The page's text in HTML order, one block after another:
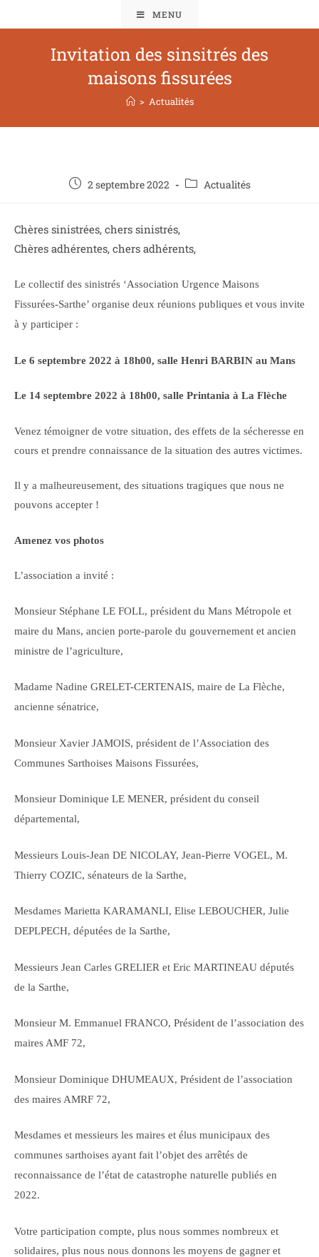
MENU
Invitation des sinsitrés des
maisons fissurées
> Actualités
2 septembre 2022 Actualités
Chères sinistrées, chers sinistrés,
Chères adhérentes, chers adhérents,
Le collectif des sinistrés ‘Association Urgence Maisons
Fissurées-Sarthe’ organise deux réunions publiques et vous invite
à y participer :
Le 6 septembre 2022 à 18h00, salle Henri BARBIN au Mans
Le 14 septembre 2022 à 18h00, salle Printania à La Flèche
Venez témoigner de votre situation, des effets de la sécheresse en
cours et prendre connaissance de la situation des autres victimes.
Il y a malheureusement, des situations tragiques que nous ne
pouvons accepter !
Amenez vos photos
L’association a invité :
Monsieur Stéphane LE FOLL, président du Mans Métropole et
maire du Mans, ancien porte-parole du gouvernement et ancien
ministre de l’agriculture,
Madame Nadine GRELET-CERTENAIS, maire de La Flèche,
ancienne sénatrice,
Monsieur Xavier JAMOIS, président de l’Association des
Communes Sarthoises Maisons Fissurées,
Monsieur Dominique LE MENER, président du conseil
départemental,
Messieurs Louis-Jean DE NICOLAY, Jean-Pierre VOGEL, M.
Thierry COZIC, sénateurs de la Sarthe,
Mesdames Marietta KARAMANLI, Elise LEBOUCHER, Julie
DEPLPECH, députées de la Sarthe,
Messieurs Jean Carles GRELIER et Eric MARTINEAU députés
de la Sarthe,
Monsieur M. Emmanuel FRANCO, Président de l’association des
maires AMF 72,
Monsieur Dominique DHUMEAUX, Président de l’association
des maires AMRF 72,
Mesdames et messieurs les maires et élus municipaux des
communes sarthoises ayant fait l’objet des arrêtés de
reconnaissance de l’état de catastrophe naturelle publiés en
2022.
Votre participation compte, plus nous sommes nombreux et
solidaires, plus nous nous donnons les moyens de gagner et